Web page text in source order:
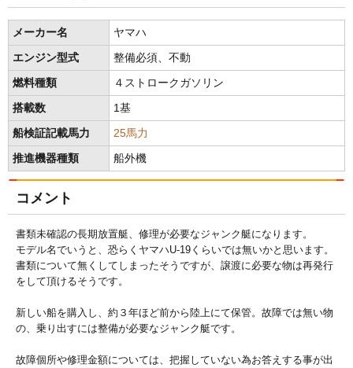
メーカー名 ヤマハ
エンジン型式 整備必須、不動
燃料種類 ４ストロークガソリン
搭載数 1基
船検証記載馬力 25馬力
推進機器種類 船外機
コメント
書類未確認の長期放置艇、修理が必要なジャンク艇になります。
モデル名でいうと、恐らくヤマハU-19くらいでは無いかと思います。
書類について無くしてしまったそうですが、譲渡に必要な物は再発行
をして頂けるそうです。
新しい船を購入し、約３年ほど前から陸上にて保管。故障では無い物
の、乗り出すには整備が必要なジャンク艇です。
故障個所や修理金額については、把握していない為お答えする事が出